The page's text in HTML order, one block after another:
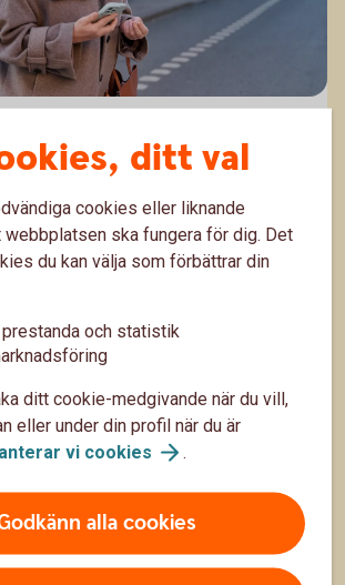
till dig som är i 30-årsåldern
i 30-årsåldern har hunnit jobba ett
om pensionen ännu inte är nära,
på radarn än den gjorde i 20-
är pensionstipsen till dig som 30-
ditt val
cookies eller liknande
ska fungera för dig. Det
du kan välja som förbättrar din
prestanda och statistik
ditt cookie-medgivande när du vill,
eller under din profil när du är
vi cookies .
alla cookies